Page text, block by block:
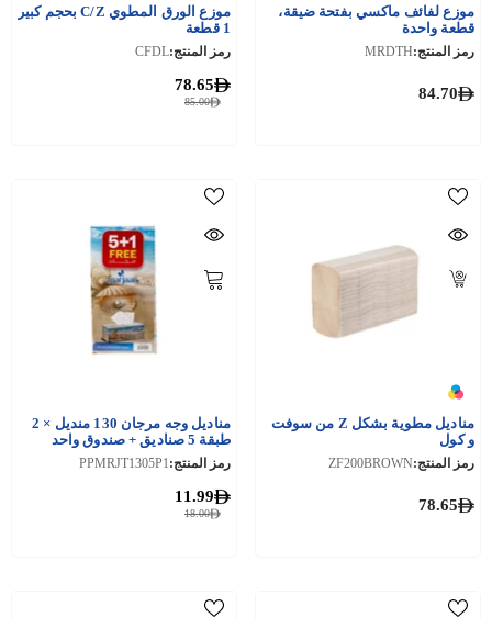
موزع لفائف ماكسي بفتحة ضيقة،
قطعة واحدة
رمز المنتج:MRDTH
84.70
موزع الورق المطوي C/Z بحجم كبير
1 قطعة
رمز المنتج:CFDL
85.00
78.65
مناديل مطوية بشكل Z من سوفت
و كول
رمز المنتج:ZF200BROWN
78.65
مناديل وجه مرجان 130 منديل × 2
طبقة 5 صناديق + صندوق واحد
مجانًا
رمز المنتج:PPMRJT1305P1
18.00
11.99